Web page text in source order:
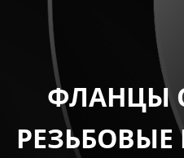
ФЛАНЦЫ
РЕЗЬБОВЫЕ